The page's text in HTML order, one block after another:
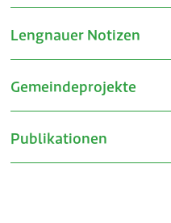
Lengnauer Notizen
Gemeindeprojekte
Publikationen